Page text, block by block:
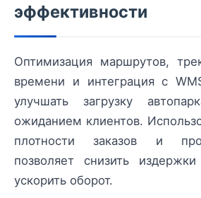
эффективности
Оптимизация маршрутов,
времени и интеграция с
улучшать загрузку
ожиданием клиентов.
плотности заказов и
позволяет снизить
ускорить оборот.